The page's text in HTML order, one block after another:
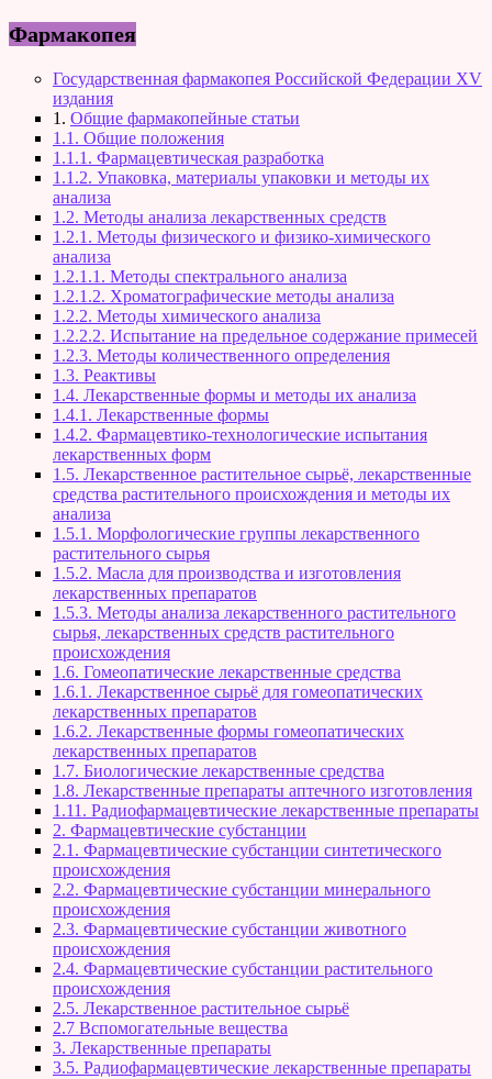
Фармакопея
Государственная фармакопея Российской Федерации XV
издания
1. Общие фармакопейные статьи
1.1. Общие положения
1.1.1. Фармацевтическая разработка
1.1.2. Упаковка, материалы упаковки и методы их
анализа
1.2. Методы анализа лекарственных средств
1.2.1. Методы физического и физико-химического
анализа
1.2.1.1. Методы спектрального анализа
1.2.1.2. Хроматографические методы анализа
1.2.2. Методы химического анализа
1.2.2.2. Испытание на предельное содержание примесей
1.2.3. Методы количественного определения
1.3. Реактивы
1.4. Лекарственные формы и методы их анализа
1.4.1. Лекарственные формы
1.4.2. Фармацевтико-технологические испытания
лекарственных форм
1.5. Лекарственное растительное сырьё, лекарственные
средства растительного происхождения и методы их
анализа
1.5.1. Морфологические группы лекарственного
растительного сырья
1.5.2. Масла для производства и изготовления
лекарственных препаратов
1.5.3. Методы анализа лекарственного растительного
сырья, лекарственных средств растительного
происхождения
1.6. Гомеопатические лекарственные средства
1.6.1. Лекарственное сырьё для гомеопатических
лекарственных препаратов
1.6.2. Лекарственные формы гомеопатических
лекарственных препаратов
1.7. Биологические лекарственные средства
1.8. Лекарственные препараты аптечного изготовления
1.11. Радиофармацевтические лекарственные препараты
2. Фармацевтические субстанции
2.1. Фармацевтические субстанции синтетического
происхождения
2.2. Фармацевтические субстанции минерального
происхождения
2.3. Фармацевтические субстанции животного
происхождения
2.4. Фармацевтические субстанции растительного
происхождения
2.5. Лекарственное растительное сырьё
2.7 Вспомогательные вещества
3. Лекарственные препараты
3.5. Радиофармацевтические лекарственные препараты